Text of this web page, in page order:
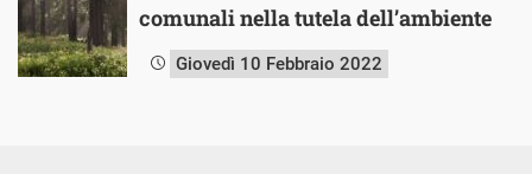
comunali nella tutela dell’ambiente
Giovedì 10 Febbraio 2022